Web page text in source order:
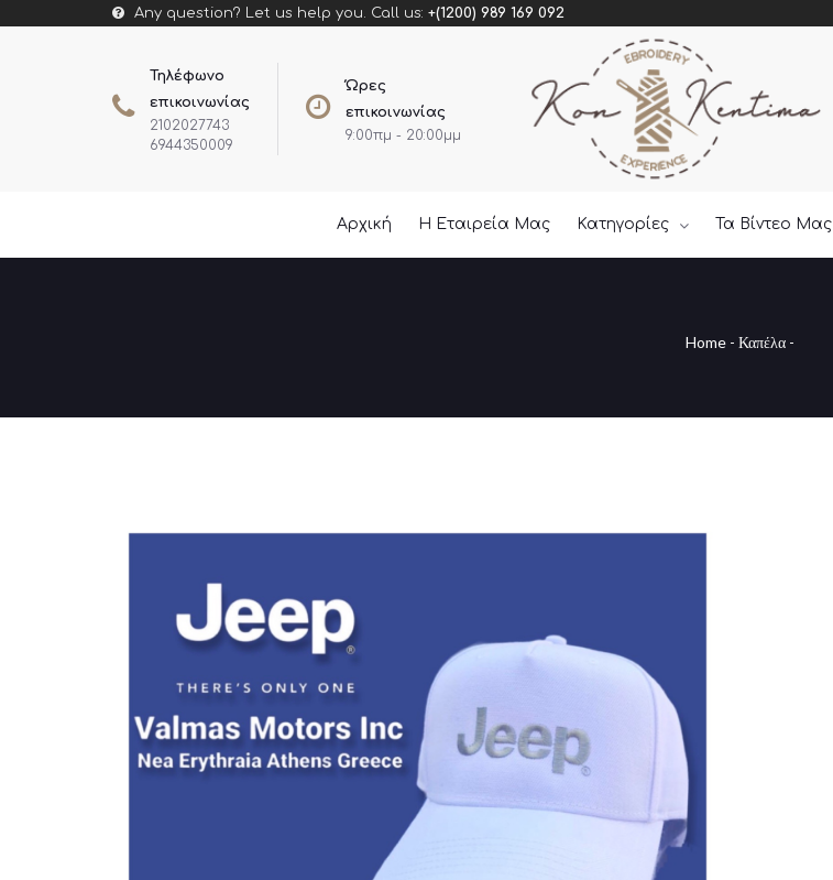
Any question? Let us help you. Call us: +(1200) 989 169 092
Τηλέφωνο
επικοινωνίας
2102027743
6944350009
Ώρες
επικοινωνίας
9:00πμ - 20:00μμ
Αρχική Η Εταιρεία Μας Κατηγορίες Τα Βίντεο Μας
Home- Καπέλα-